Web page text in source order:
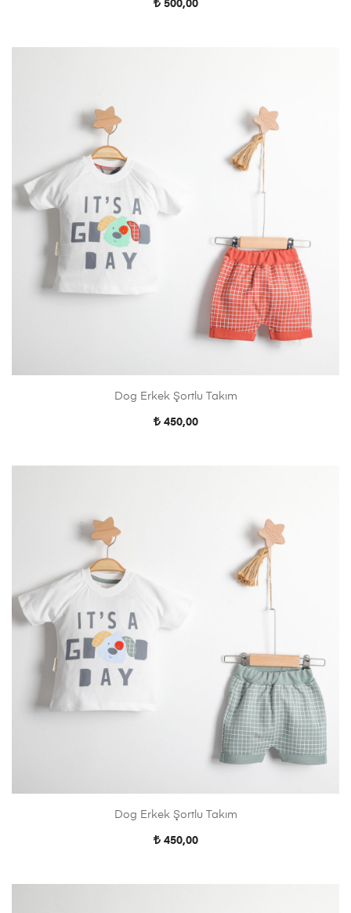
500,00
Dog Erkek Şortlu Takım
450,00
Dog Erkek Şortlu Takım
450,00